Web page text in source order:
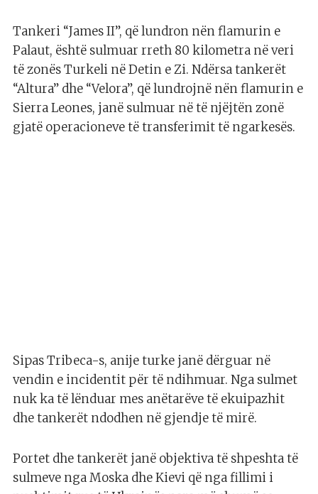
Tankeri “James II”, që lundron nën flamurin e
Palaut, është sulmuar rreth 80 kilometra në veri
të zonës Turkeli në Detin e Zi. Ndërsa tankerët
“Altura” dhe “Velora”, që lundrojnë nën flamurin e
Sierra Leones, janë sulmuar në të njëjtën zonë
gjatë operacioneve të transferimit të ngarkesës.
Sipas Tribeca-s, anije turke janë dërguar në
vendin e incidentit për të ndihmuar. Nga sulmet
nuk ka të lënduar mes anëtarëve të ekuipazhit
dhe tankerët ndodhen në gjendje të mirë.
Portet dhe tankerët janë objektiva të shpeshta të
sulmeve nga Moska dhe Kievi që nga fillimi i